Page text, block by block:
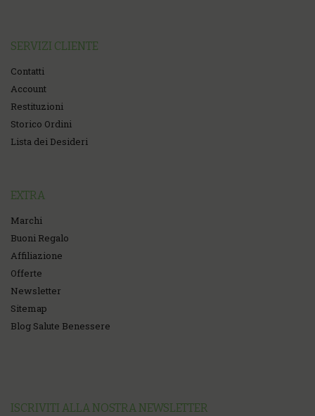
SERVIZI CLIENTE
Contatti
Account
Restituzioni
Storico Ordini
Lista dei Desideri
EXTRA
Marchi
Buoni Regalo
Affiliazione
Offerte
Newsletter
Sitemap
Blog Salute Benessere
ISCRIVITI ALLA NOSTRA NEWSLETTER